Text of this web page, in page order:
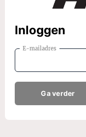
Inloggen
E-mailadres
Ga verder